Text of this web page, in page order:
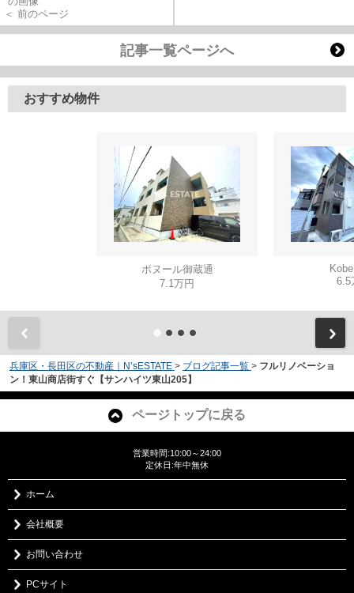
＜ 前のページ
記事一覧ページへ
おすすめ物件
ボヌール御蔵通
7.1万円
6.5
兵庫区・長田区の不動産｜N’sESTATE > ブログ記事一覧 > フルリノベーショ
ン！東山商店街すぐ【サンハイツ東山205】
ページトップに戻る
営業時間:10:00～24:00
定休日:年中無休
ホーム
会社概要
お問い合わせ
PCサイト